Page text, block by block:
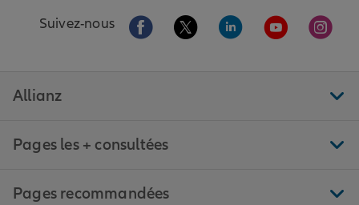
Suivez-nous Aller sur la page Facebook de Allianz
Aller sur la page Twitter de
Aller sur la page
Aller sur la
Aller
Allianz
Pages les + consultées
Pages recommandées